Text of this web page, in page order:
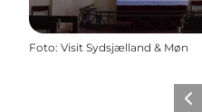
Foto: Visit Sydsjælland & Møn